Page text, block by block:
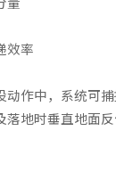
效率
动作中，系统可
落地时垂直地面